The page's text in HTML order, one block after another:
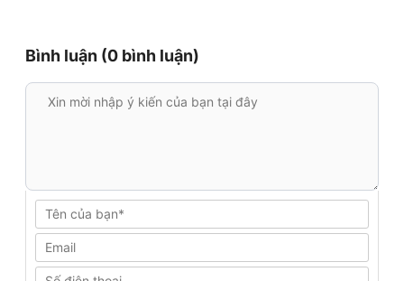
Bình luận (0 bình luận)